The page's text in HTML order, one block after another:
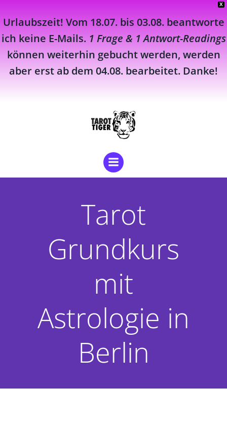
X
Urlaubszeit! Vom 18.07. bis 03.08. beantworte
ich keine E-Mails. 1 Frage & 1 Antwort-Readings
können weiterhin gebucht werden, werden
aber erst ab dem 04.08. bearbeitet. Danke!
Inhalt
springen
Tarot
Grundkurs
mit
Astrologie in
Berlin